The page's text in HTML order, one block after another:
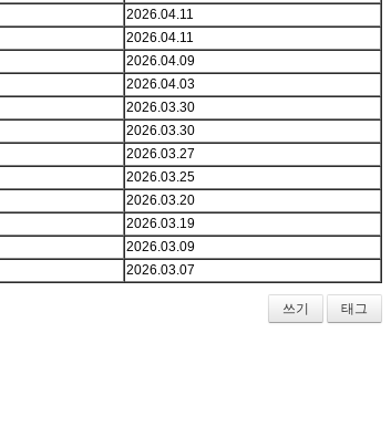
2026.04.11
2026.04.11
2026.04.09
2026.04.03
2026.03.30
2026.03.30
2026.03.27
2026.03.25
2026.03.20
2026.03.19
2026.03.09
2026.03.07
쓰기 태그